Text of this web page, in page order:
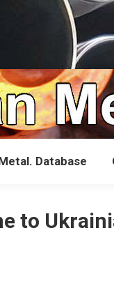
Database
to